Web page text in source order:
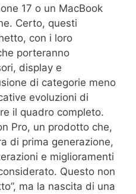
17 o un MacBook
Certo, questi
con i loro
porteranno
display e
di categorie meno
evoluzioni di
il quadro completo.
Pro, un prodotto che,
di prima generazione,
e miglioramenti
Questo non
ma la nascita di una